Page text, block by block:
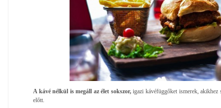
A kávé nélkül is megáll az élet sokszor,igazi kávéfüggőket ismerek, akikhez
előtt.